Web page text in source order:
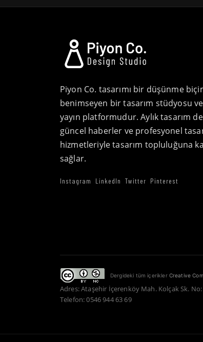
Piyon Co. tasarımı bir düşünme
benimseyen bir tasarım stüdyosu
yayın platformudur. Aylık tasarım
güncel haberler ve profesyonel
hizmetleriyle tasarım topluluğuna
sağlar.
Instagram LinkedIn Twitter Pinterest
Dergideki tüm içerikler Creative
Adres: Ataşehir İçerenköy Mah. Kolçak Sk.
Telefon: 0546 944 63 69